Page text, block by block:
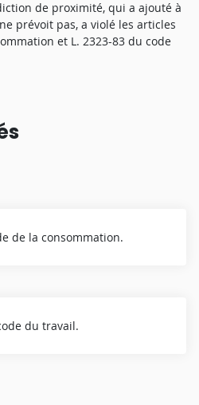
de proximité, qui a ajouté à
prévoit pas, a violé les articles
et L. 2323-83 du code
de la consommation.
du travail.